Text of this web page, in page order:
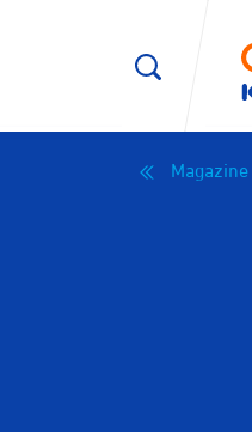
Magazine